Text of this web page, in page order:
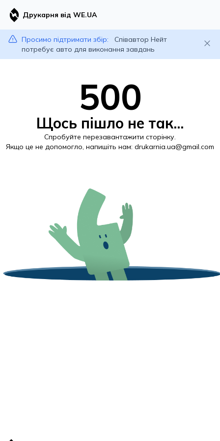
Друкарня від WE.UA
Просимо підтримати збір:
Співавтор Нейт
потребує авто для виконання завдань
500
Щось пішло не так...
Спробуйте перезавантажити сторінку.
Якщо це не допомогло, напишіть нам: drukarnia.ua@gmail.com